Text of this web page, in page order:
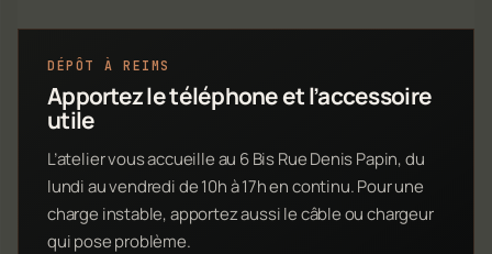
DÉPÔT À REIMS
Apportez le téléphone et l’accessoire
utile
L’atelier vous accueille au 6 Bis Rue Denis Papin, du
lundi au vendredi de 10h à 17h en continu. Pour une
charge instable, apportez aussi le câble ou chargeur
qui pose problème.